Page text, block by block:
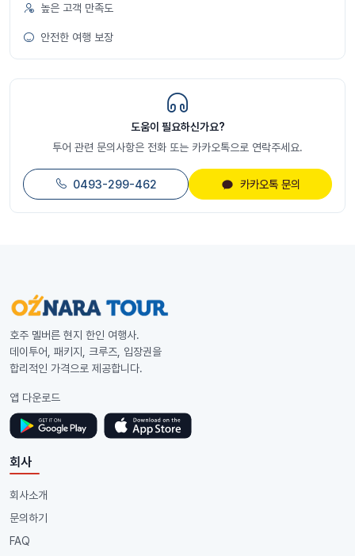
높은 고객 만족도
안전한 여행 보장
도움이 필요하신가요?
투어 관련 문의사항은 전화 또는 카카오톡으로 연락주세요.
0493-299-462 카카오톡 문의
호주 멜버른 현지 한인 여행사.
데이투어, 패키지, 크루즈, 입장권을
합리적인 가격으로 제공합니다.
앱 다운로드
회사
회사소개
문의하기
FAQ